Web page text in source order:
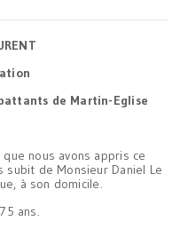
de Martin-Eglise
nous avons appris ce
de Monsieur Daniel Le
à son domicile.
ans.